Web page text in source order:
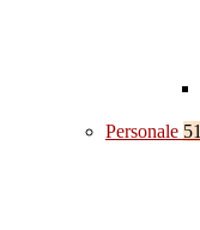
Personale 51